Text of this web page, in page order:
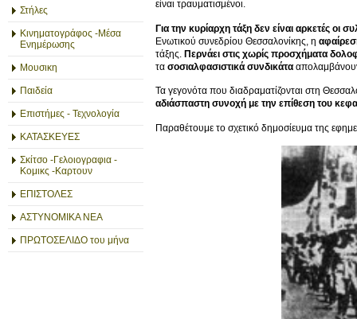
Στήλες
Κινηματογράφος -Μέσα
Ενημέρωσης
Μουσικη
Παιδεία
Επιστήμες - Τεχνολογία
ΚΑΤΑΣΚΕΥΕΣ
Σκίτσο -Γελοιογραφια -
Κομικς -Καρτουν
ΕΠΙΣΤΟΛΕΣ
ΑΣΤΥΝΟΜΙΚΑ ΝΕΑ
ΠΡΩΤΟΣΕΛΙΔΟ του μήνα
είναι τραυματισμένοι.
Για την κυρίαρχη τάξη δεν είναι αρκετές οι
Ενωτικού συνεδρίου Θεσσαλονίκης, η
τάξης. Περνάει στις χωρίς προσχήματα
τα σοσιαλφασιστικά συνδικάτα
Τα γεγονότα που διαδραματίζονται στη
αδιάσπαστη συνοχή με την επίθεση του
Παραθέτουμε το σχετικό δημοσίευμα της